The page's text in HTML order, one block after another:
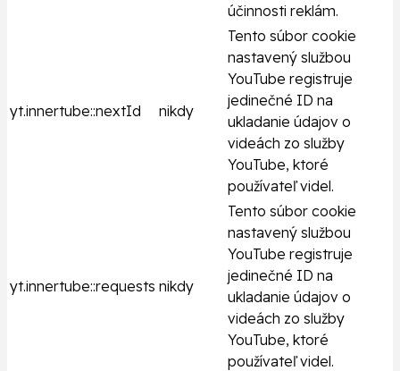
účinnosti reklám.
yt.innertube::nextId nikdy
Tento súbor cookie
nastavený službou
YouTube registruje
jedinečné ID na
ukladanie údajov o
videách zo služby
YouTube, ktoré
používateľ videl.
yt.innertube::requests nikdy
Tento súbor cookie
nastavený službou
YouTube registruje
jedinečné ID na
ukladanie údajov o
videách zo služby
YouTube, ktoré
používateľ videl.